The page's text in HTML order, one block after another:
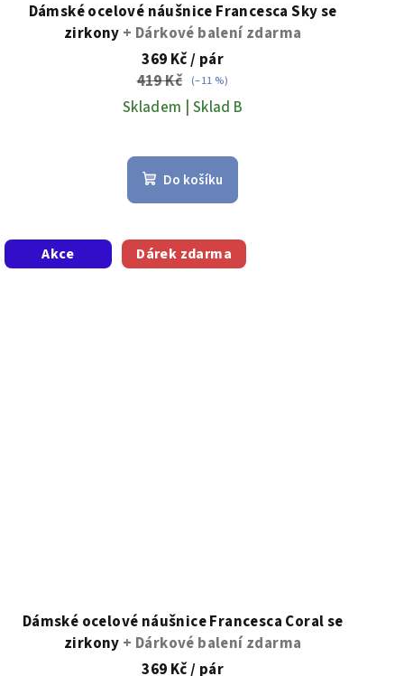
Dámské ocelové náušnice Francesca Sky se
zirkony + Dárkové balení zdarma
369 Kč/ pár
419 Kč (–11 %)
Skladem | Sklad B
Do košíku
Akce Dárek zdarma
Dámské ocelové náušnice Francesca Coral se
zirkony + Dárkové balení zdarma
369 Kč/ pár